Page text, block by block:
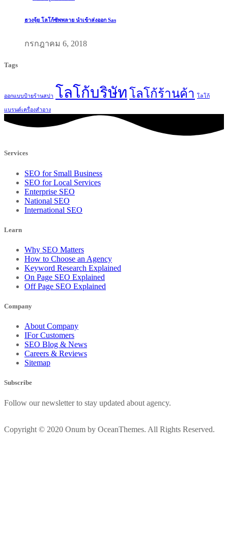
ฮวงจุ้ย โลโก้ซัพพลาย นำเข้าส่งออก Sas
กรกฎาคม 6, 2018
Tags
ออกแบบป้ายร้านสปา โลโก้บริษัทโลโก้ร้านค้า โลโก้
แบรนด์เครื่องสำอาง
Services
SEO for Small Business
SEO for Local Services
Enterprise SEO
National SEO
International SEO
Learn
Why SEO Matters
How to Choose an Agency
Keyword Research Explained
On Page SEO Explained
Off Page SEO Explained
Company
About Company
IFor Customers
SEO Blog & News
Careers & Reviews
Sitemap
Subscribe
Follow our newsletter to stay updated about agency.
Copyright © 2020 Onum by OceanThemes. All Rights Reserved.